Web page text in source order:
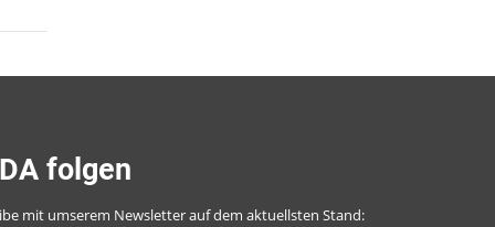
folgen
mit umserem Newsletter auf dem aktuellsten Stand: